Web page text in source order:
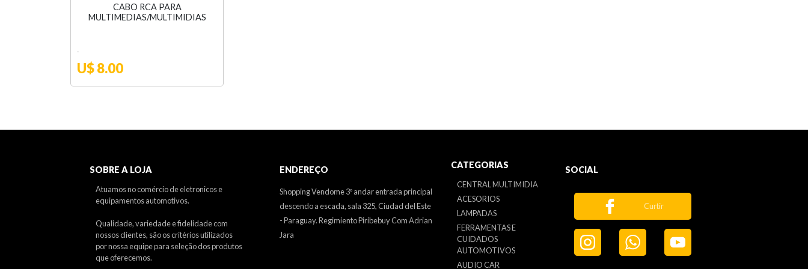
CABO RCA PARA
MULTIMEDIAS/MULTIMIDIAS
U$ 8.00
SOBRE A LOJA
Atuamos no comércio de eletronicos e
equipamentos automotivos.
Qualidade, variedade e fidelidade com
nossos clientes, são os critérios utilizados
por nossa equipe para seleção dos produtos
que oferecemos.
ENDEREÇO
Shopping Vendome 3º andar entrada principal
descendo a escada, sala 325, Ciudad del Este
- Paraguay. Regimiento Piribebuy Com Adrian
Jara
CATEGORIAS
CENTRAL MULTIMIDIA
ACESORIOS
LAMPADAS
FERRAMENTAS E
CUIDADOS
AUTOMOTIVOS
AUDIO CAR
SOCIAL
Curtir